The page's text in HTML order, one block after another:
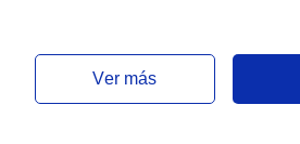
ver más